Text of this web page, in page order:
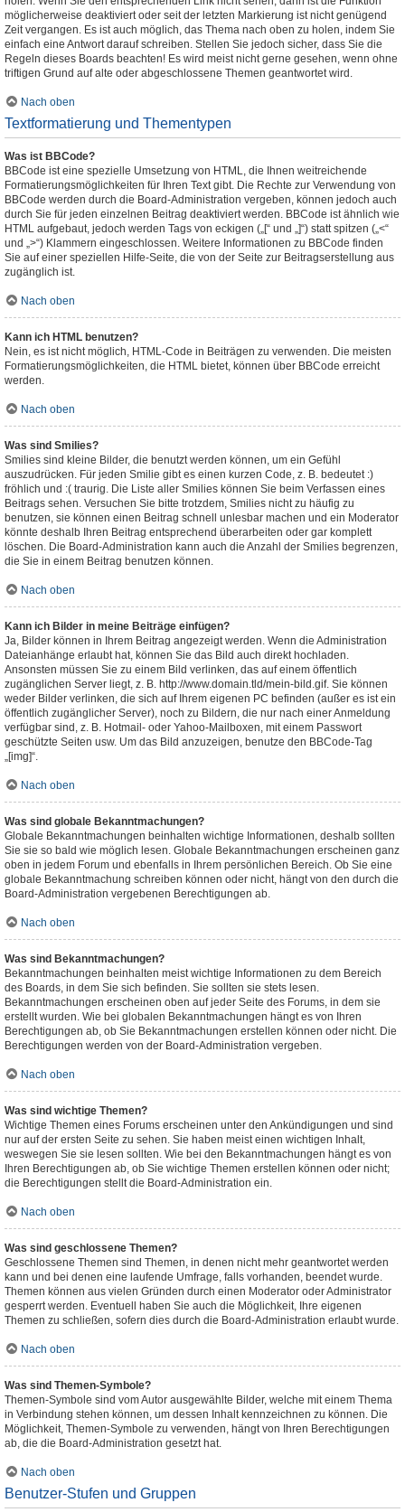
möglicherweise deaktiviert oder seit der letzten Markierung ist nicht genügend
Zeit vergangen. Es ist auch möglich, das Thema nach oben zu holen, indem Sie
einfach eine Antwort darauf schreiben. Stellen Sie jedoch sicher, dass Sie die
Regeln dieses Boards beachten! Es wird meist nicht gerne gesehen, wenn ohne
triftigen Grund auf alte oder abgeschlossene Themen geantwortet wird.
Nach oben
Textformatierung und Thementypen
Was ist BBCode?
BBCode ist eine spezielle Umsetzung von HTML, die Ihnen weitreichende
Formatierungsmöglichkeiten für Ihren Text gibt. Die Rechte zur Verwendung von
BBCode werden durch die Board-Administration vergeben, können jedoch auch
durch Sie für jeden einzelnen Beitrag deaktiviert werden. BBCode ist ähnlich wie
HTML aufgebaut, jedoch werden Tags von eckigen („[“ und „]“) statt spitzen („<“
und „>“) Klammern eingeschlossen. Weitere Informationen zu BBCode finden
Sie auf einer speziellen Hilfe-Seite, die von der Seite zur Beitragserstellung aus
zugänglich ist.
Nach oben
Kann ich HTML benutzen?
Nein, es ist nicht möglich, HTML-Code in Beiträgen zu verwenden. Die meisten
Formatierungsmöglichkeiten, die HTML bietet, können über BBCode erreicht
werden.
Nach oben
Was sind Smilies?
Smilies sind kleine Bilder, die benutzt werden können, um ein Gefühl
auszudrücken. Für jeden Smilie gibt es einen kurzen Code, z. B. bedeutet :)
fröhlich und :( traurig. Die Liste aller Smilies können Sie beim Verfassen eines
Beitrags sehen. Versuchen Sie bitte trotzdem, Smilies nicht zu häufig zu
benutzen, sie können einen Beitrag schnell unlesbar machen und ein Moderator
könnte deshalb Ihren Beitrag entsprechend überarbeiten oder gar komplett
löschen. Die Board-Administration kann auch die Anzahl der Smilies begrenzen,
die Sie in einem Beitrag benutzen können.
Nach oben
Kann ich Bilder in meine Beiträge einfügen?
Ja, Bilder können in Ihrem Beitrag angezeigt werden. Wenn die Administration
Dateianhänge erlaubt hat, können Sie das Bild auch direkt hochladen.
Ansonsten müssen Sie zu einem Bild verlinken, das auf einem öffentlich
zugänglichen Server liegt, z. B. http://www.domain.tld/mein-bild.gif. Sie können
weder Bilder verlinken, die sich auf Ihrem eigenen PC befinden (außer es ist ein
öffentlich zugänglicher Server), noch zu Bildern, die nur nach einer Anmeldung
verfügbar sind, z. B. Hotmail- oder Yahoo-Mailboxen, mit einem Passwort
geschützte Seiten usw. Um das Bild anzuzeigen, benutze den BBCode-Tag
„[img]“.
Nach oben
Was sind globale Bekanntmachungen?
Globale Bekanntmachungen beinhalten wichtige Informationen, deshalb sollten
Sie sie so bald wie möglich lesen. Globale Bekanntmachungen erscheinen ganz
oben in jedem Forum und ebenfalls in Ihrem persönlichen Bereich. Ob Sie eine
globale Bekanntmachung schreiben können oder nicht, hängt von den durch die
Board-Administration vergebenen Berechtigungen ab.
Nach oben
Was sind Bekanntmachungen?
Bekanntmachungen beinhalten meist wichtige Informationen zu dem Bereich
des Boards, in dem Sie sich befinden. Sie sollten sie stets lesen.
Bekanntmachungen erscheinen oben auf jeder Seite des Forums, in dem sie
erstellt wurden. Wie bei globalen Bekanntmachungen hängt es von Ihren
Berechtigungen ab, ob Sie Bekanntmachungen erstellen können oder nicht. Die
Berechtigungen werden von der Board-Administration vergeben.
Nach oben
Was sind wichtige Themen?
Wichtige Themen eines Forums erscheinen unter den Ankündigungen und sind
nur auf der ersten Seite zu sehen. Sie haben meist einen wichtigen Inhalt,
weswegen Sie sie lesen sollten. Wie bei den Bekanntmachungen hängt es von
Ihren Berechtigungen ab, ob Sie wichtige Themen erstellen können oder nicht;
die Berechtigungen stellt die Board-Administration ein.
Nach oben
Was sind geschlossene Themen?
Geschlossene Themen sind Themen, in denen nicht mehr geantwortet werden
kann und bei denen eine laufende Umfrage, falls vorhanden, beendet wurde.
Themen können aus vielen Gründen durch einen Moderator oder Administrator
gesperrt werden. Eventuell haben Sie auch die Möglichkeit, Ihre eigenen
Themen zu schließen, sofern dies durch die Board-Administration erlaubt wurde.
Nach oben
Was sind Themen-Symbole?
Themen-Symbole sind vom Autor ausgewählte Bilder, welche mit einem Thema
in Verbindung stehen können, um dessen Inhalt kennzeichnen zu können. Die
Möglichkeit, Themen-Symbole zu verwenden, hängt von Ihren Berechtigungen
ab, die die Board-Administration gesetzt hat.
Nach oben
Benutzer-Stufen und Gruppen